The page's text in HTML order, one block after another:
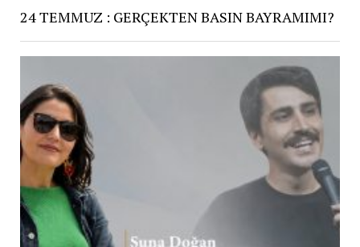
24 TEMMUZ : GERÇEKTEN BASIN BAYRAMIMI?